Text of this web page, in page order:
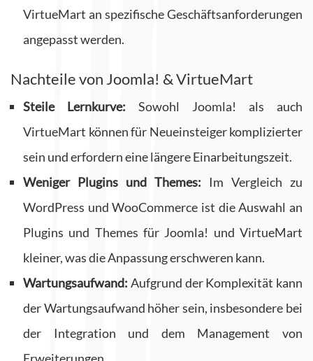
VirtueMart an spezifische Geschäftsanforderungen
angepasst werden.
Nachteile von Joomla! & VirtueMart
Steile Lernkurve: Sowohl Joomla! als auch
VirtueMart können für Neueinsteiger komplizierter
sein und erfordern eine längere Einarbeitungszeit.
Weniger Plugins und Themes: Im Vergleich zu
WordPress und WooCommerce ist die Auswahl an
Plugins und Themes für Joomla! und VirtueMart
kleiner, was die Anpassung erschweren kann.
Wartungsaufwand: Aufgrund der Komplexität kann
der Wartungsaufwand höher sein, insbesondere bei
der Integration und dem Management von